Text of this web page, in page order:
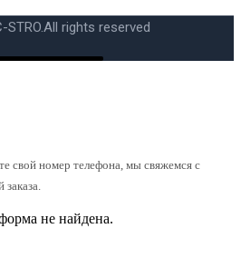
All rights reserved
свой номер телефона, мы свяжемся с
заказа.
не найдена.